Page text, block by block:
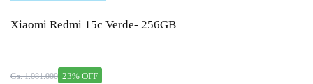
Xiaomi Redmi 15c Verde- 256GB
23% OFF
Gs. 1.081.000